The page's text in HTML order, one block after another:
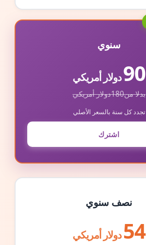
سنوي
90دولار أمريكي
بدلا من180دولار أمريكي
تجدد كل سنة بالسعر الأصلي
اشترك
نصف سنوي
54 دولار أمريكي